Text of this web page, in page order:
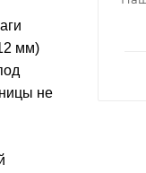
мм)
не